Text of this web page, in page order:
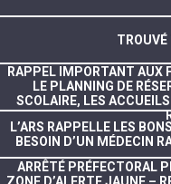
TROUVÉ
RAPPEL IMPORTANT AUX
LE PLANNING DE
SCOLAIRE, LES
L’ARS RAPPELLE LES
BESOIN D’UN MÉDECIN
ARRÊTÉ PRÉFECTORAL